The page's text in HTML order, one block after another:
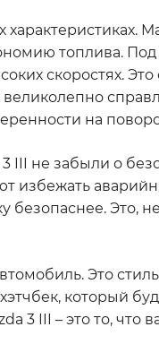
характеристиках.
топлива.
скоростях.
великолепно
на
3 III не забыли о
избежать
Это,
Это
который
3 III – это то,